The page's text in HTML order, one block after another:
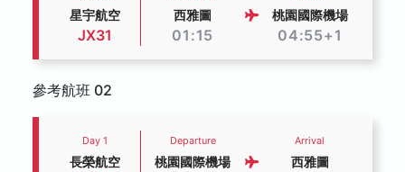
星宇航空
JX31
西雅圖
01:15
桃園國際機場
04:55+1
參考航班 02
Day 1
長榮航空
Departure
桃園國際機場
Arrival
西雅圖